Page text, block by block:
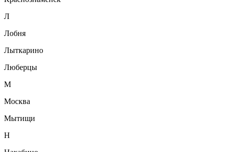
Л
Лобня
Лыткарино
Люберцы
М
Москва
Мытищи
Н